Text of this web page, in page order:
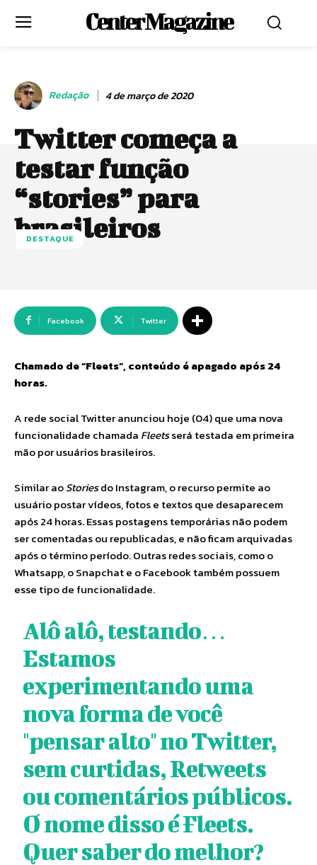
Center Magazine
Redação 4 de março de 2020
Twitter começa a
testar função
“stories” para
brasileiros
DESTAQUE
Facebook Twitter
Chamado de “Fleets”, conteúdo é apagado após 24
horas.
A rede social Twitter anunciou hoje (04) que uma nova
funcionalidade chamada Fleetsserá testada em primeira
mão por usuários brasileiros.
Similar aoStoriesdo Instagram, o recurso permite ao
usuário postar vídeos, fotos e textos que desaparecem
após 24 horas. Essas postagens temporárias não podem
ser comentadas ou republicadas, e não ficam arquivadas
após o término período. Outras redes sociais, como o
Whatsapp, o Snapchat e o Facebook também possuem
esse tipo de funcionalidade.
Alô alô, testando…
Estamos
experimentando uma
nova forma de você
"pensar alto" no Twitter,
sem curtidas, Retweets
ou comentários públicos.
O nome disso é Fleets.
Quer saber do melhor?